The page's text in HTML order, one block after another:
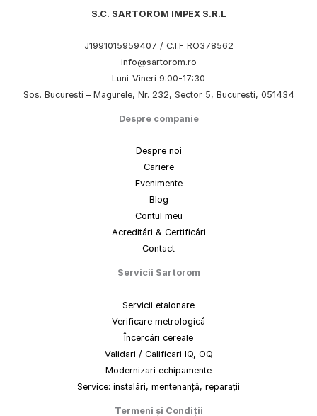
S.C. SARTOROM IMPEX S.R.L
J1991015959407 / C.I.F RO378562
info@sartorom.ro
Luni-Vineri 9:00-17:30
Sos. Bucuresti – Magurele, Nr. 232, Sector 5, Bucuresti, 051434
Despre companie
Despre noi
Cariere
Evenimente
Blog
Contul meu
Acreditări & Certificări
Contact
Servicii Sartorom
Servicii etalonare
Verificare metrologică
Încercări cereale
Validari / Calificari IQ, OQ
Modernizari echipamente
Service: instalări, mentenanță, reparații
Termeni și Condiții